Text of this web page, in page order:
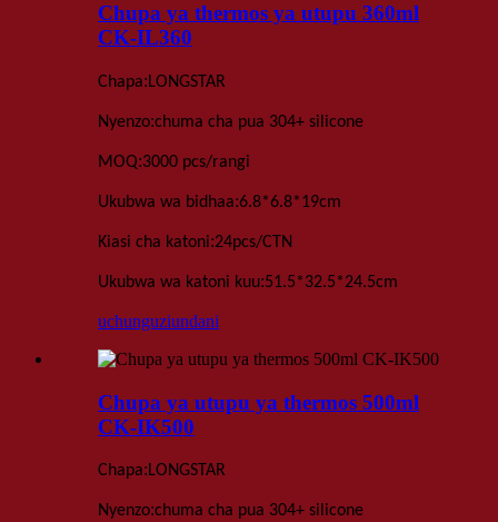
Chupa ya thermos ya utupu 360ml
CK-IL360
Chapa:LONGSTAR
Nyenzo:chuma cha pua 304+ silicone
MOQ:3000 pcs/rangi
Ukubwa wa bidhaa:6.8*6.8*19cm
Kiasi cha katoni:24pcs/CTN
Ukubwa wa katoni kuu:51.5*32.5*24.5cm
uchunguziundani
Chupa ya utupu ya thermos 500ml
CK-IK500
Chapa:LONGSTAR
Nyenzo:chuma cha pua 304+ silicone